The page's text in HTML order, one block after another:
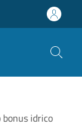
bonus idrico